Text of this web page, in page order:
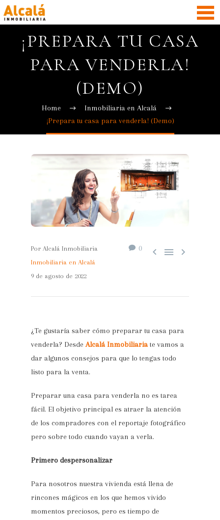
¡PREPARA TU CASA
PARA VENDERLA!
(DEMO)
Home
Inmobiliaria en Alcalá
¡Prepara tu casa para venderla! (Demo)
0   
Por Alcalá Inmobiliaria
Inmobiliaria en Alcalá
9 de agosto de 2022
¿Te gustaría saber cómo preparar tu casa para
venderla? DesdeAlcalá Inmobiliaria te vamos a
dar algunos consejos para que lo tengas todo
listo para la venta.
Preparar una casa para venderla no es tarea
fácil. El objetivo principal es atraer la atención
de los compradores con el reportaje fotográfico
pero sobre todo cuando vayan a verla.
Primero despersonalizar
Para nosotros nuestra vivienda está llena de
rincones mágicos en los que hemos vivido
momentos preciosos, pero es tiempo de